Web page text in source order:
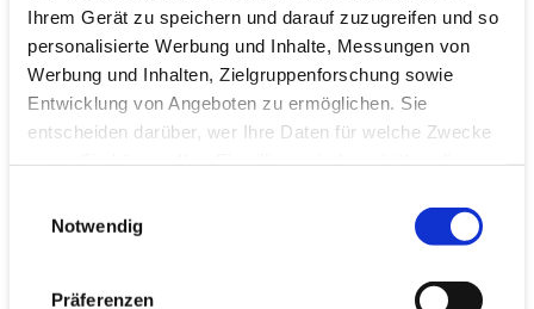
Ihrem Gerät zu speichern und darauf zuzugreifen und so
personalisierte Werbung und Inhalte, Messungen von
Werbung und Inhalten, Zielgruppenforschung sowie
Entwicklung von Angeboten zu ermöglichen. Sie
entscheiden darüber, wer Ihre Daten für welche Zwecke
Trigger Symbol ändern oder widerrufen
Notwendig
Präferenzen